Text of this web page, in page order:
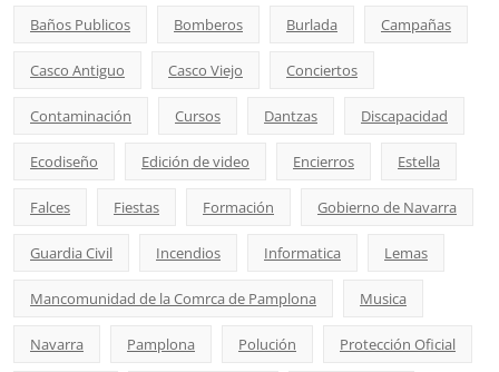
Baños Publicos Bomberos Burlada Campañas
Casco Antiguo Casco Viejo Conciertos
Contaminación Cursos Dantzas Discapacidad
Ecodiseño Edición de video Encierros Estella
Falces Fiestas Formación Gobierno de Navarra
Guardia Civil Incendios Informatica Lemas
Mancomunidad de la Comrca de Pamplona Musica
Navarra Pamplona Polución Protección Oficial